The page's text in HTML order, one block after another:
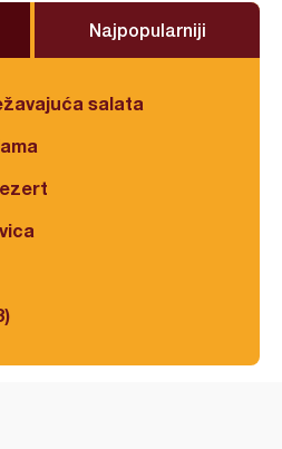
Najpopularniji
salata